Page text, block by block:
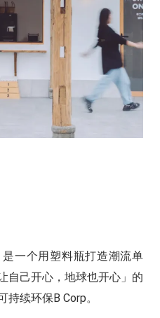
一个用塑料瓶打造潮流单
自己开心，地球也开心」的
持续环保B Corp。